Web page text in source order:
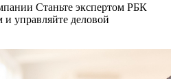
Станьте экспертом РБК
управляйте деловой